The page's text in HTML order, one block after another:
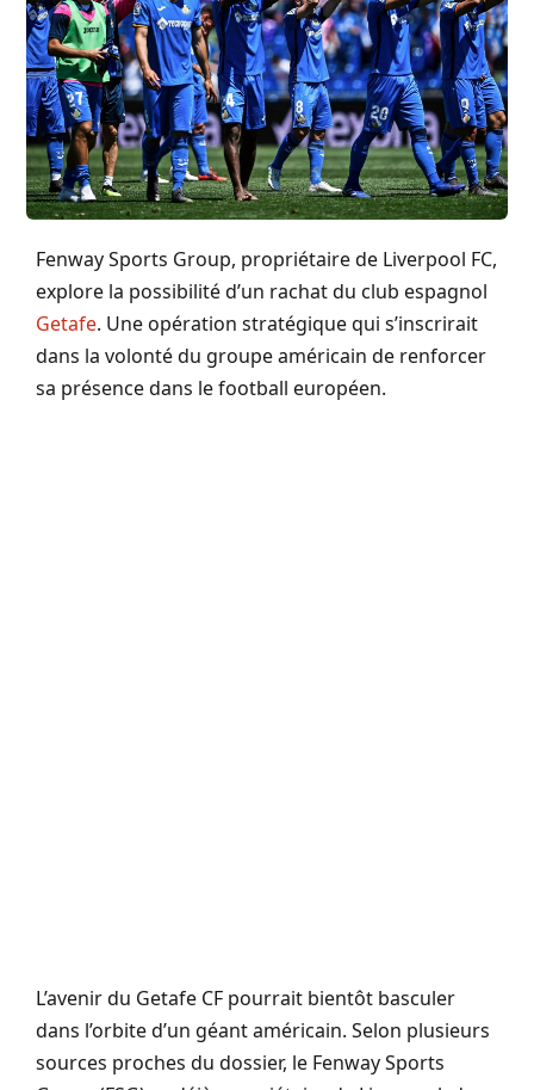
Fenway Sports Group, propriétaire de Liverpool FC,
explore la possibilité d’un rachat du club espagnol
Getafe. Une opération stratégique qui s’inscrirait
dans la volonté du groupe américain de renforcer
sa présence dans le football européen.
L’avenir du Getafe CF pourrait bientôt basculer
dans l’orbite d’un géant américain. Selon plusieurs
sources proches du dossier, le Fenway Sports